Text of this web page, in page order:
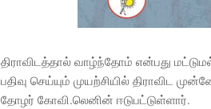
திராவிடத்தால் வாழ்ந்தோம் என்பது
பதிவு செய்யும் முயற்சியில் திராவிட
தோழர் கோவி.லெனின் ஈடுபட்டுள்ளார்.